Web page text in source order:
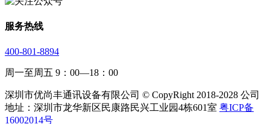
服务热线
400-801-8894
周一至周五 9：00—18：00
深圳市优尚丰通讯设备有限公司 © CopyRight 2018-2028 公司
地址：深圳市龙华新区民康路民兴工业园4栋601室 粤ICP备
16002014号